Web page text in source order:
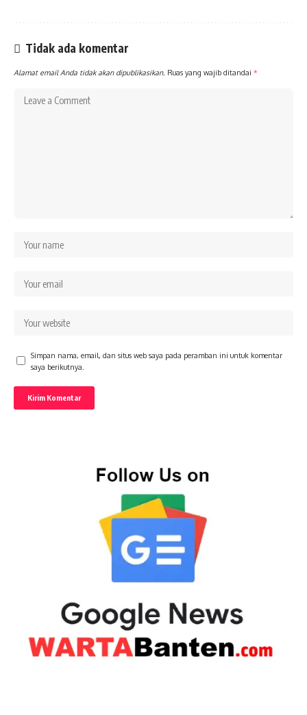
Tidak ada komentar
Alamat email Anda tidak akan dipublikasikan. Ruas yang wajib ditandai *
Simpan nama, email, dan situs web saya pada peramban ini untuk komentar
saya berikutnya.